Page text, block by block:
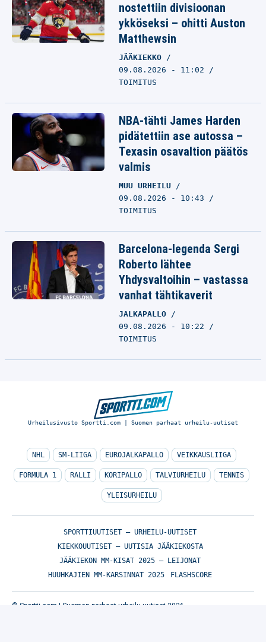
nostettiin divisioonan
ykköseksi – ohitti Auston
Matthewsin
JÄÄKIEKKO
09.08.2026 - 11:02
TOIMITUS
NBA-tähti James Harden
pidätettiin ase autossa –
Texasin osavaltion päätös
valmis
MUU URHEILU
09.08.2026 - 10:43
TOIMITUS
Barcelona-legenda Sergi
Roberto lähtee
Yhdysvaltoihin – vastassa
vanhat tähtikaverit
JALKAPALLO
09.08.2026 - 10:22
TOIMITUS
Urheilusivusto Sportti.com | Suomen parhaat urheilu-uutiset
NHL SM-LIIGA EUROJALKAPALLO VEIKKAUSLIIGA
FORMULA 1 RALLI KORIPALLO TALVIURHEILU TENNIS
YLEISURHEILU
SPORTTIUUTISET – URHEILU-UUTISET
KIEKKOUUTISET – UUTISIA JÄÄKIEKOSTA
JÄÄKIEKON MM-KISAT 2025 – LEIJONAT
HUUHKAJIEN MM-KARSINNAT 2025
FLASHSCORE
© Sportti.com | Suomen parhaat urheilu-uutiset 2026